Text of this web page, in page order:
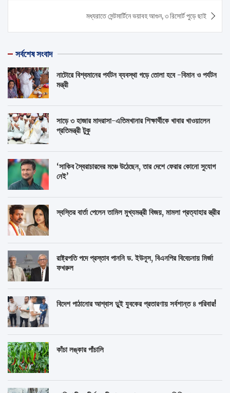
মধ্যরাতে সেন্টমার্টিনে ভয়াবহ আগুন, ৩ রিসোর্ট পুড়ে ছাই
সর্বশেষ সংবাদ
নাটোরে বিশ্বমানের পর্যটন ব্যবস্থা গড়ে তোলা হবে -বিমান ও পর্যটন
মন্ত্রী
সাড়ে ৩ হাজার মাদরাসা-এতিমখানার শিক্ষার্থীকে খাবার খাওয়ালেন
প্রতিমন্ত্রী টুকু
‘সাকিব স্বৈরাচারদের মঞ্চে উঠেছেন, তার দেশে ফেরার কোনো সুযোগ
নেই’
স্বস্তির বার্তা পেলেন তামিল মুখ্যমন্ত্রী বিজয়, মামলা প্রত্যাহার স্ত্রীর
রাষ্ট্রপতি পদে প্রস্তাব পাননি ড. ইউনূস, বিএনপির বিবেচনায় মির্জা
ফখরুল
বিদেশ পাঠানোর আশ্বাস দুুই যুবকের প্রতারণায় সর্বশান্ত ৪ পরিবার!
কাঁচা লঙ্কার পাঁচালি